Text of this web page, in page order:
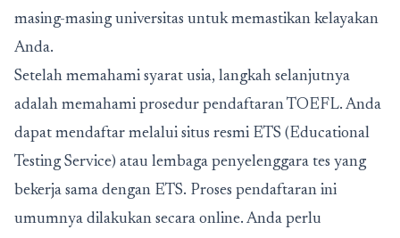
masing-masing universitas untuk memastikan kelayakan
Anda.
Setelah memahami syarat usia, langkah selanjutnya
adalah memahami prosedur pendaftaran TOEFL. Anda
dapat mendaftar melalui situs resmi ETS (Educational
Testing Service) atau lembaga penyelenggara tes yang
bekerja sama dengan ETS. Proses pendaftaran ini
umumnya dilakukan secara online. Anda perlu